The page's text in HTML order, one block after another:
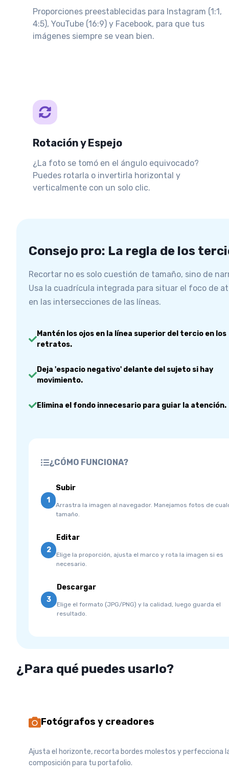
Proporciones preestablecidas para Instagram (1:1,
4:5), YouTube (16:9) y Facebook, para que tus
imágenes siempre se vean bien.
Rotación y Espejo
¿La foto se tomó en el ángulo equivocado?
Puedes rotarla o invertirla horizontal y
verticalmente con un solo clic.
Consejo pro: La regla de los
Recortar no es solo cuestión de tamaño, sino de
Usa la cuadrícula integrada para situar el foco de
en las intersecciones de las líneas.
Mantén los ojos en la línea superior del tercio en los
retratos.
Deja 'espacio negativo' delante del sujeto si hay
movimiento.
Elimina el fondo innecesario para guiar la atención.
¿CÓMO FUNCIONA?
1
Subir
Arrastra la imagen al navegador. Manejamos fotos de
tamaño.
2
Editar
Elige la proporción, ajusta el marco y rota la imagen si es
necesario.
3
Descargar
Elige el formato (JPG/PNG) y la calidad, luego guarda el
resultado.
¿Para qué puedes usarlo?
Fotógrafos y creadores
Ajusta el horizonte, recorta bordes molestos y perfecciona
composición para tu portafolio.